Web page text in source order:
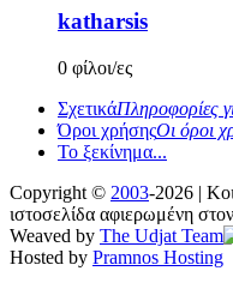
katharsis
0 φίλοι/ες
ΣχετικάΠληροφορίες
Όροι χρήσηςΟι όροι
Το ξεκίνημα...
Copyright © 2003-2026 |
ιστοσελίδα αφιερωμένη
Weaved by The Udjat Team
Hosted by Pramnos Hosting